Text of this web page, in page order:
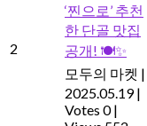
2
‘찐으로’ 추천
한 단골 맛집
공개! 🍽️✨
모두의 마켓 |
2025.05.19 |
Votes 0 |